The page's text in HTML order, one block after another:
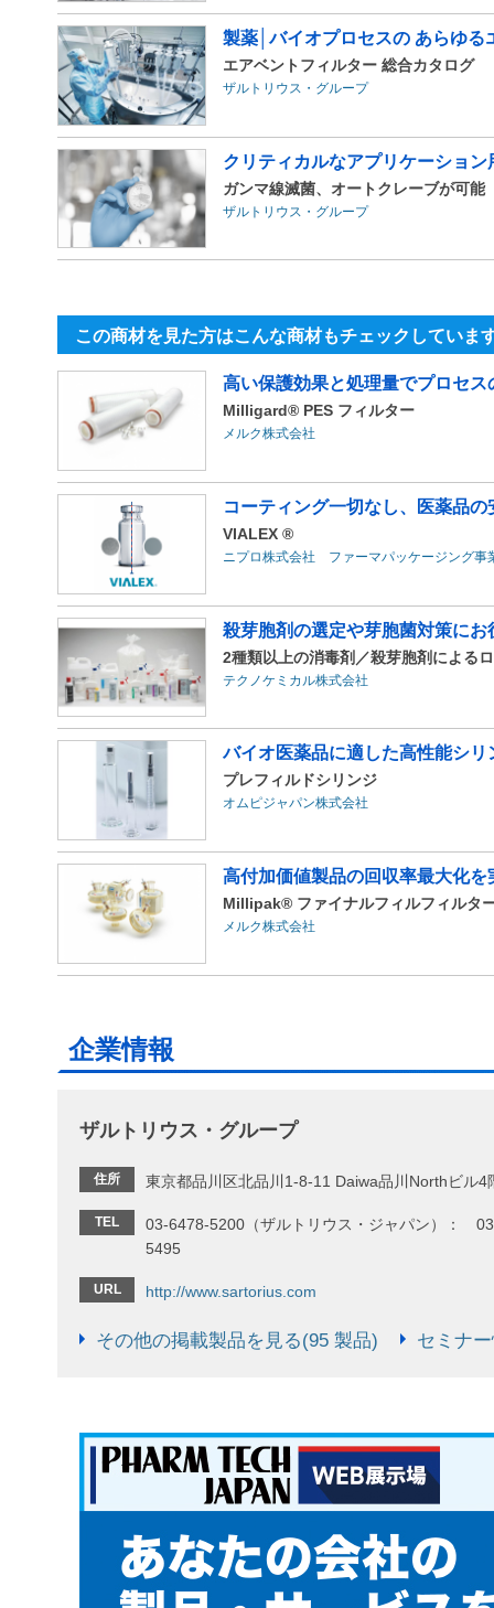
製薬│バイオプロセスの あらゆる
エアベントフィルター 総合カタログ
ザルトリウス・グループ
クリティカルなアプリケーショ
ガンマ線滅菌、オートクレーブが可
ザルトリウス・グループ
この商材を見た方はこんな商材もチェックしていま
高い保護効果と処理量でプロセス
Milligard® PES フィルター
メルク株式会社
コーティング一切なし、医薬品
VIALEX ®
ニプロ株式会社 ファーマパッケージング事
殺芽胞剤の選定や芽胞菌対策にお
2種類以上の消毒剤／殺芽胞剤による
テクノケミカル株式会社
バイオ医薬品に適した高性能シリ
プレフィルドシリンジ
オムピジャパン株式会社
高付加価値製品の回収率最大化を
Millipak® ファイナルフィルフィルタ
メルク株式会社
企業情報
ザルトリウス・グループ
住所 東京都品川区北品川1-8-11 Daiwa品川Northビル4
TEL
03-6478-5200（ザルトリウス・ジャパン）：
5495
URL http://www.sartorius.com
その他の掲載製品を見る(95 製品) セミナ